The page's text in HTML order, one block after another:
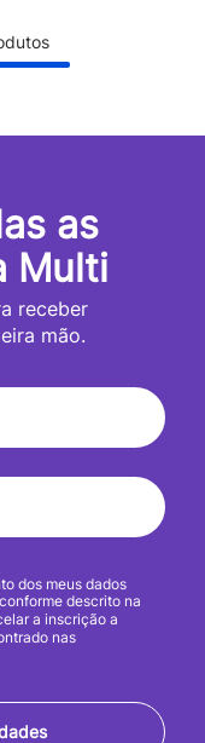
[Reembalado]
as
Multi
receber
mão.
dos meus dados
descrito na
a inscrição a
nas